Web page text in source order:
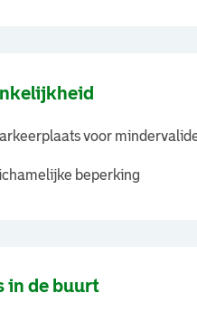
voor
beperking
in de buurt